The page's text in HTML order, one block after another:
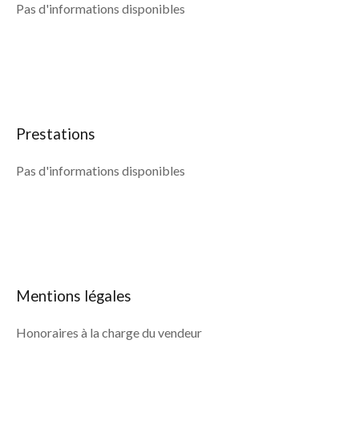
Pas d'informations disponibles
Prestations
Pas d'informations disponibles
Mentions légales
Honoraires à la charge du vendeur